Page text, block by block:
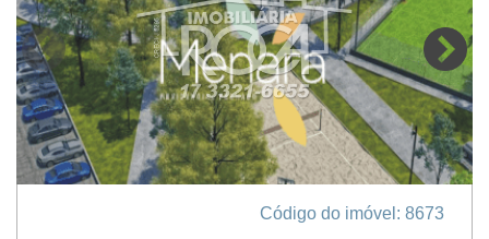
Código do imóvel: 8673